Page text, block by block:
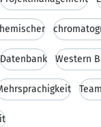
Datenbank Western